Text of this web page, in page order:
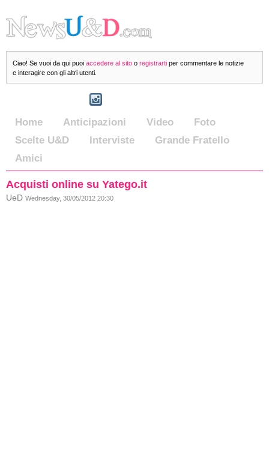
Ciao! Se vuoi da qui puoi accedere al sito o registrarti per commentare le notizie
e interagire con gli altri utenti.
Home Anticipazioni Video
Foto
Scelte U&D
Interviste
Grande Fratello
Amici
Acquisti online su Yatego.it
UeD Wednesday, 30/05/2012 20:30